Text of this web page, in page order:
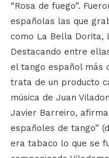
“Rosa de fuego”.
españolas las que
como La Bella Dorita,
Destacando entre
el tango español más
trata de un producto
música de Juan
Javier Barreiro,
españoles de tango”
era tabaco lo que se